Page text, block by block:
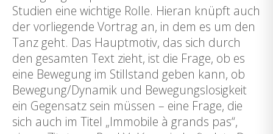
Studien eine wichtige Rolle. Hieran knüpft auch
der vorliegende Vortrag an, in dem es um den
Tanz geht. Das Hauptmotiv, das sich durch
den gesamten Text zieht, ist die Frage, ob es
eine Bewegung im Stillstand geben kann, ob
Bewegung/Dynamik und Bewegungslosigkeit
ein Gegensatz sein müssen – eine Frage, die
sich auch im Titel „Immobile à grands pas“,